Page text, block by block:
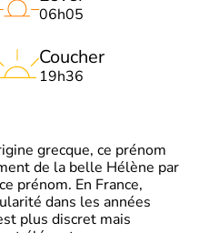
06h05
Coucher
19h36
grecque, ce prénom
de la belle Hélène par
prénom. En France,
dans les années
plus discret mais